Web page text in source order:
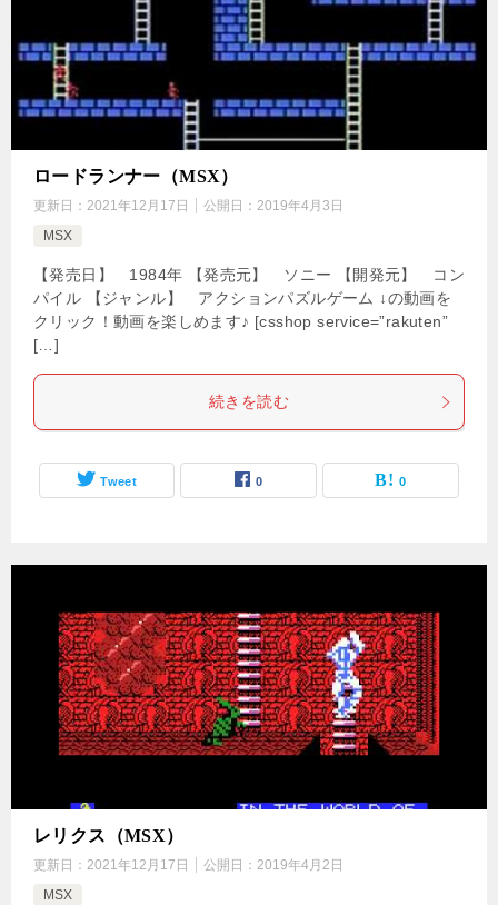
ロードランナー（MSX）
更新日： 2021年12月17日 公開日： 2019年4月3日
MSX
【発売日】 1984年 【発売元】 ソニー 【開発元】 コン
パイル 【ジャンル】 アクションパズルゲーム ↓の動画を
クリック！動画を楽しめます♪ [csshop service=”rakuten”
[…]
続きを読む
Tweet 0 0
レリクス（MSX）
更新日： 2021年12月17日 公開日： 2019年4月2日
MSX